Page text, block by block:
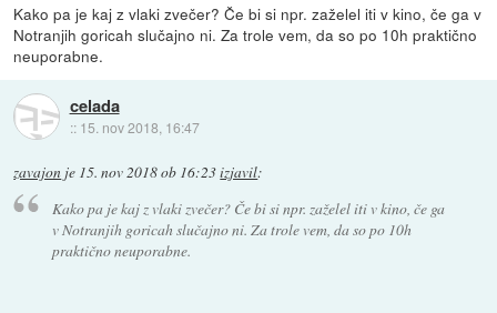
Kako pa je kaj z vlaki zvečer? Če bi si npr. zaželel iti v kino, če ga v
Notranjih goricah slučajno ni. Za trole vem, da so po 10h praktično
neuporabne.
celada
:: 15. nov 2018, 16:47
zavajon je 15. nov 2018 ob 16:23izjavil:
Kako pa je kaj z vlaki zvečer? Če bi si npr. zaželel iti v kino, če ga
v Notranjih goricah slučajno ni. Za trole vem, da so po 10h
praktično neuporabne.